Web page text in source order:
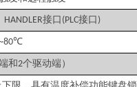
HANDLER接口 (PLC接口 )
和2个驱动端）